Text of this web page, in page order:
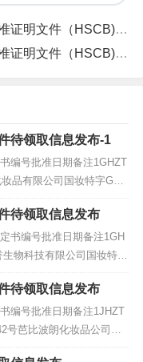
（HSCB)待领取信息发布
（HSCB)待领取信息发布
待领取信息发布-1
编号批准日期备注1GHZT
品有限公司国妆特字G20
待领取信息发布
书编号批准日期备注1GH
物科技有限公司国妆特字
待领取信息发布
编号批准日期备注1JHZT
芭比波朗化妆品公司国